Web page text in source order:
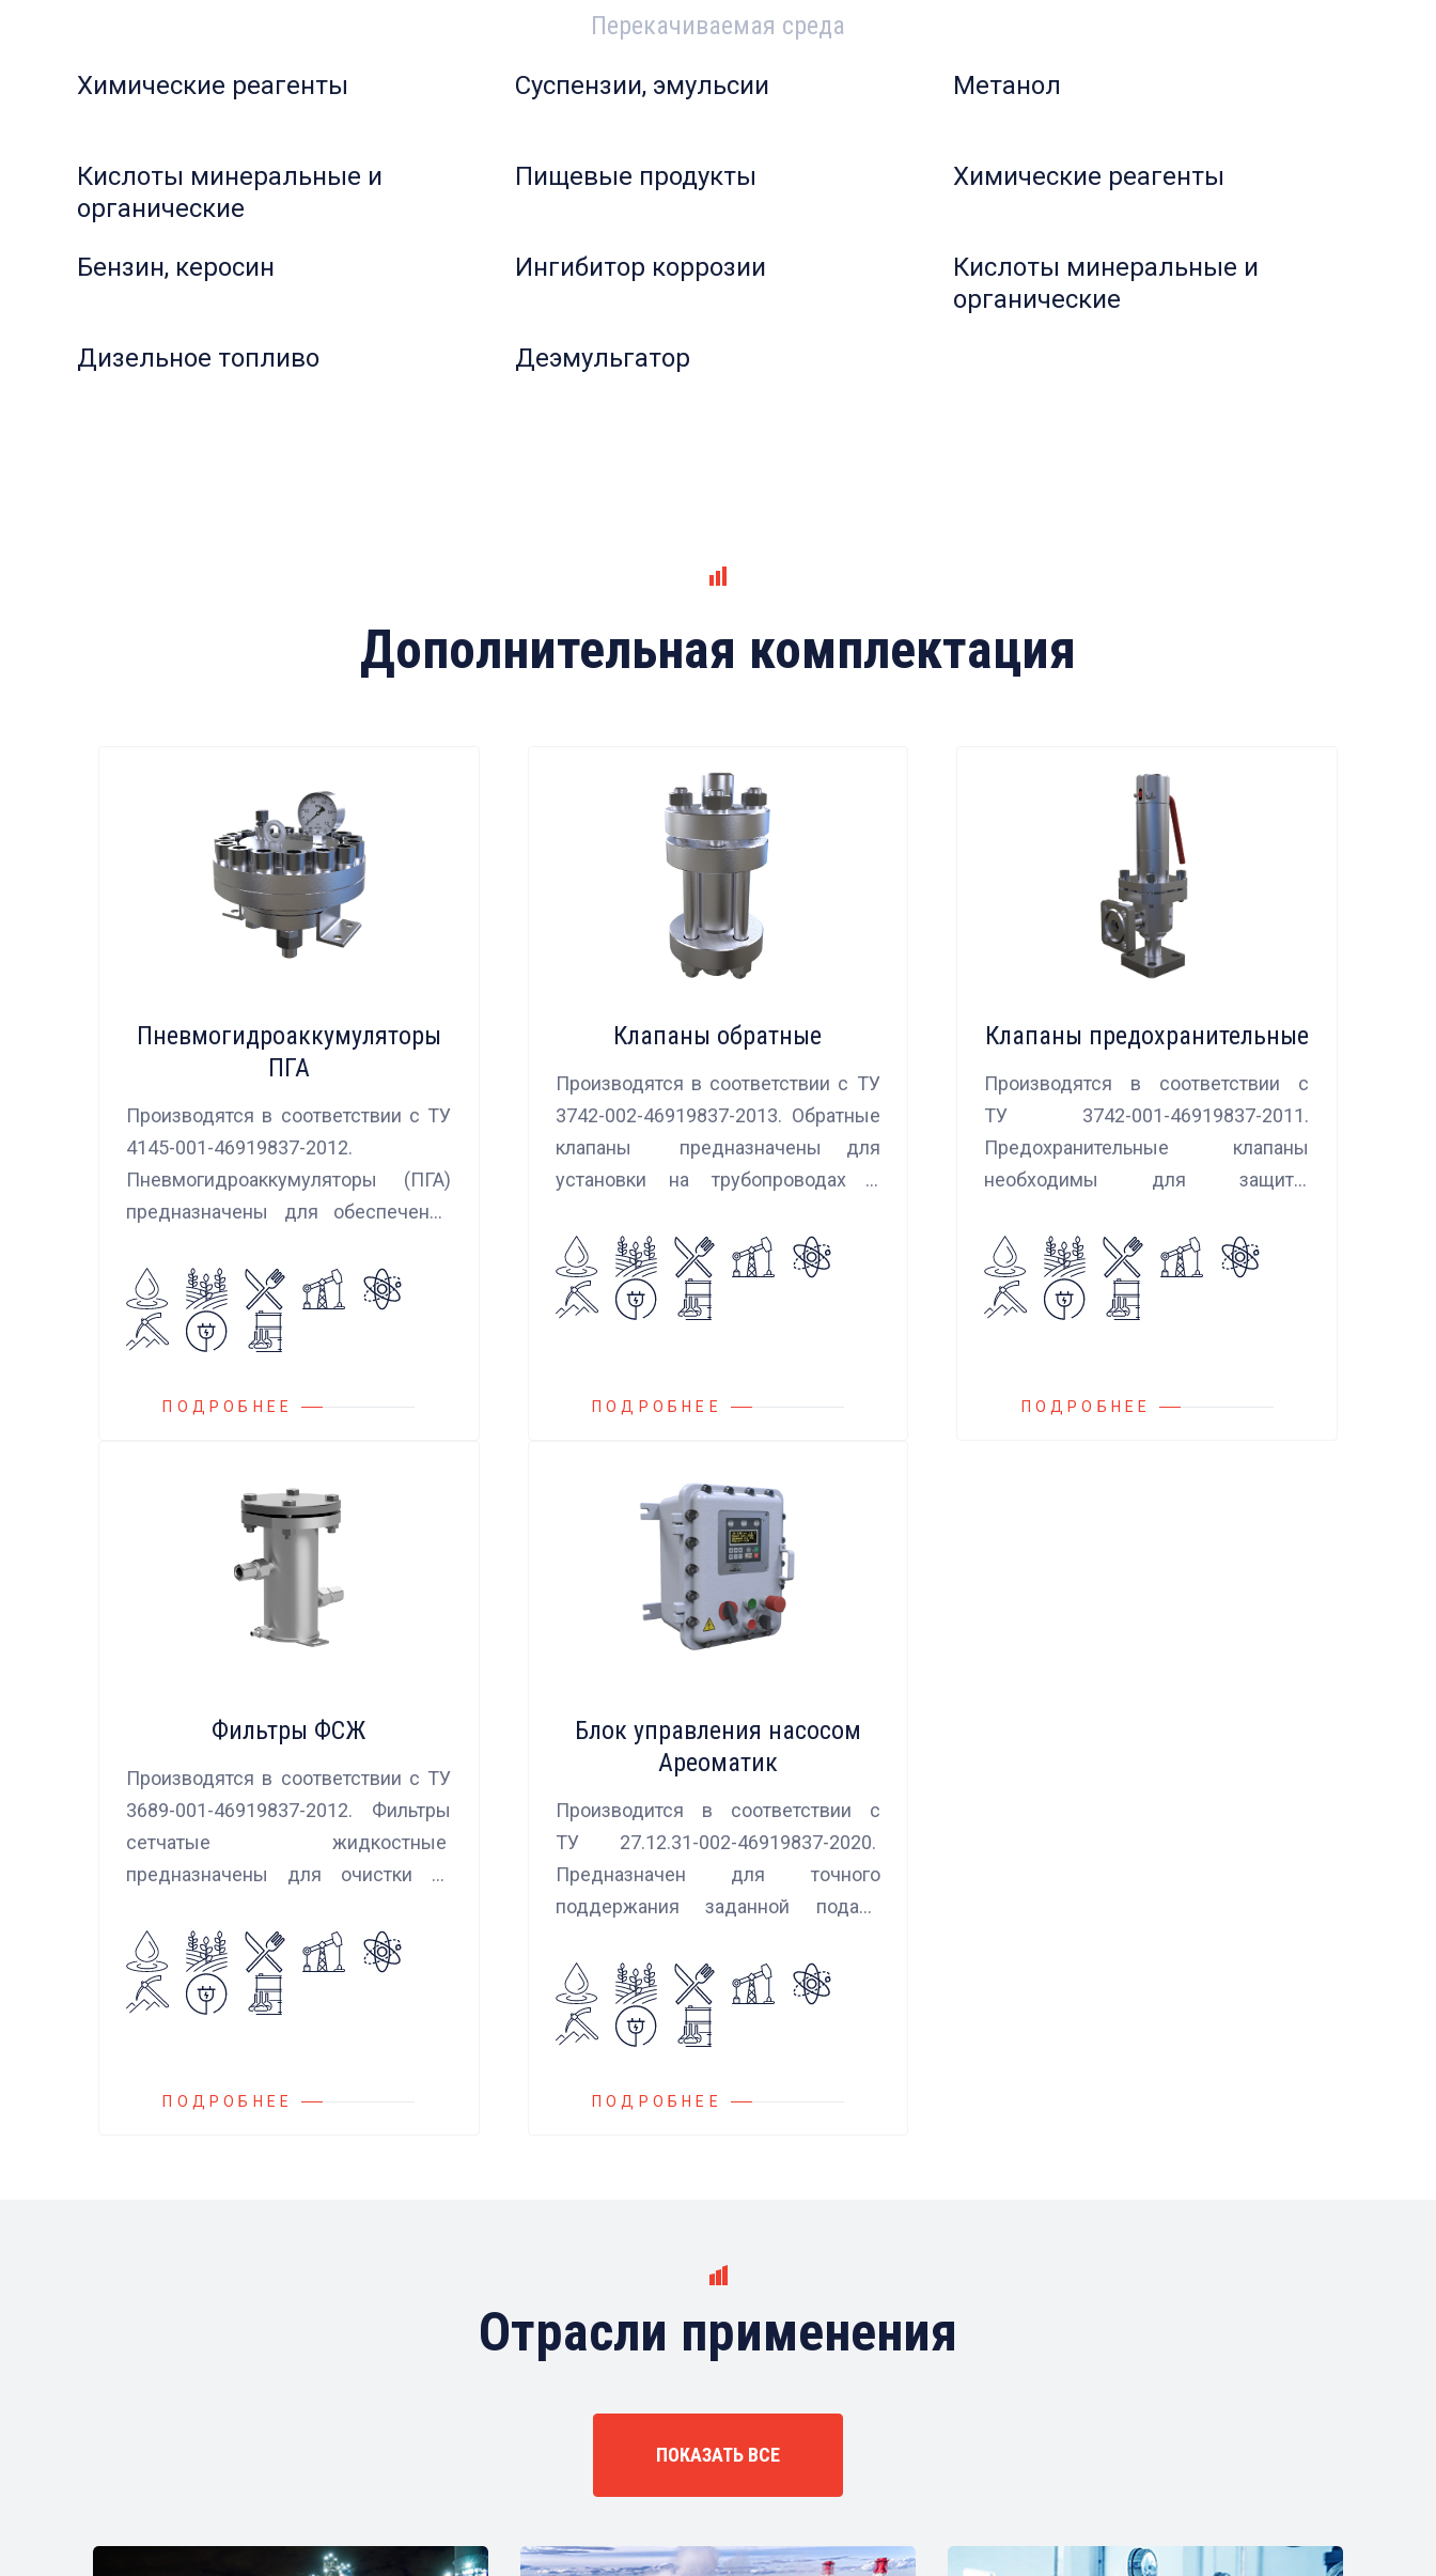
Перекачиваемая среда
Химические реагенты
Кислоты минеральные и
органические
Бензин, керосин
Дизельное топливо
Суспензии, эмульсии
Пищевые продукты
Ингибитор коррозии
Деэмульгатор
Метанол
Химические реагенты
Кислоты минеральные и
органические
Дополнительная комплектация
Пневмогидроаккумуляторы
ПГА
Производятся в соответствии с ТУ
4145-001-46919837-2012.
Пневмогидроаккумуляторы (ПГА)
предназначены для обеспечения
колебаний потока жидкости,
возникающих в гидравлических
системах.
ПОДРОБНЕЕ
Клапаны обратные
Производятся в соответствии с ТУ
3742-002-46919837-2013. Обратные
клапаны предназначены для
установки на трубопроводах с
потока нейтральных и агрессивных
жидкостей, эмульсий, суспензий и
пропуска их в прямом
ПОДРОБНЕЕ
Клапаны предохранительные
Производятся в соответствии с
ТУ 3742-001-46919837-2011.
Предохранительные клапаны
необходимы для защиты
случаях аварийного повышения
давления, путем сброса среды в
систему низкого давления.
ПОДРОБНЕЕ
Фильтры ФСЖ
Производятся в соответствии с ТУ
3689-001-46919837-2012. Фильтры
сетчатые жидкостные
предназначены для очистки от
агрессивных, токсичных и вредных
жидкостей, эмульсий и суспензий.
Фильтры устанавливаются
и установок.
ПОДРОБНЕЕ
Блок управления насосом
Ареоматик
Производится в соответствии с
ТУ 27.12.31-002-46919837-2020.
Предназначен для точного
поддержания заданной подачи
встроенных алгоритмов
управления.
Блок управления Ареоматик
российских и иностранных
ПОДРОБНЕЕ
Отрасли применения
ПОКАЗАТЬ ВСЕ